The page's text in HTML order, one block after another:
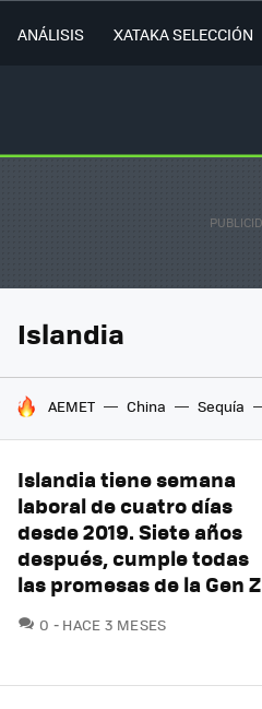
ANÁLISIS XATAKA SELECCIÓN
Islandia
HOY SE HABLA DE
AEMET China Sequía
Islandia tiene semana
laboral de cuatro días
desde 2019. Siete años
después, cumple todas
las promesas de la Gen Z
0 COMENTARIOS
HACE 3 MESES